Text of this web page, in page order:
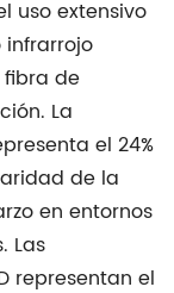
uso extensivo
de
La
el 24%
de la
en entornos
Las
representan el